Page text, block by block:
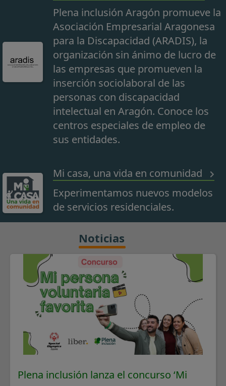
Plena inclusión Aragón promueve la
Asociación Empresarial Aragonesa
para la Discapacidad (ARADIS), la
organización sin ánimo de lucro de
las empresas que promueven la
inserción sociolaboral de las
personas con discapacidad
intelectual en Aragón. Conoce los
centros especiales de empleo de
sus entidades.
Mi casa, una vida en comunidad
Experimentamos nuevos modelos
de servicios residenciales.
Noticias
Plena inclusión lanza el concurso ‘Mi